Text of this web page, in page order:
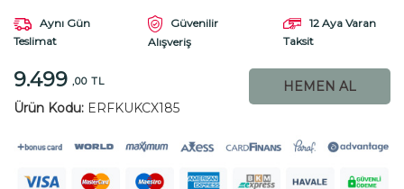
Aynı Gün
Teslimat
Güvenilir
Alışveriş
12 Aya Varan
Taksit
9.499 ,00 TL
Ürün Kodu: ERFKUKCX185
HEMEN AL